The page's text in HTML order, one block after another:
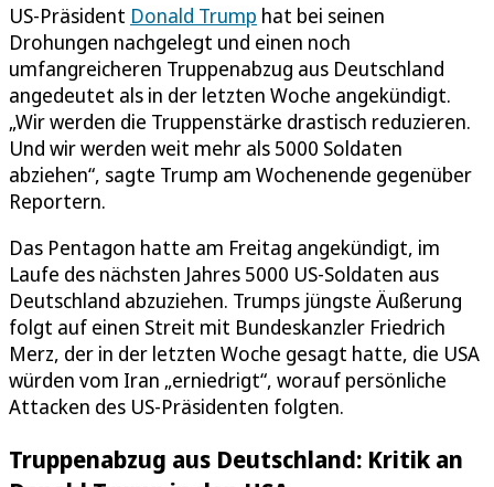
US-Präsident Donald Trump hat bei seinen
Drohungen nachgelegt und einen noch
umfangreicheren Truppenabzug aus Deutschland
angedeutet als in der letzten Woche angekündigt.
„Wir werden die Truppenstärke drastisch reduzieren.
Und wir werden weit mehr als 5000 Soldaten
abziehen“, sagte Trump am Wochenende gegenüber
Reportern.
Das Pentagon hatte am Freitag angekündigt, im
Laufe des nächsten Jahres 5000 US-Soldaten aus
Deutschland abzuziehen. Trumps jüngste Äußerung
folgt auf einen Streit mit Bundeskanzler Friedrich
Merz, der in der letzten Woche gesagt hatte, die USA
würden vom Iran „erniedrigt“, worauf persönliche
Attacken des US-Präsidenten folgten.
Truppenabzug aus Deutschland: Kritik an